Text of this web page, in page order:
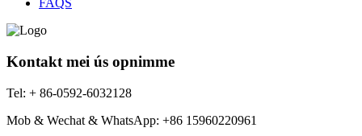
FAQS
Kontakt mei ús opnimme
Tel: + 86-0592-6032128
Mob & Wechat & WhatsApp: +86 15960220961